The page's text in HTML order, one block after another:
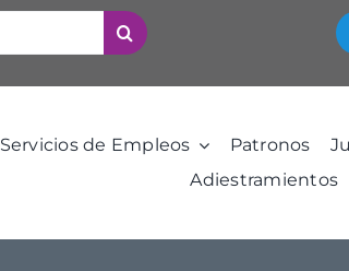
Servicios de Empleos Patronos
Adiestramientos